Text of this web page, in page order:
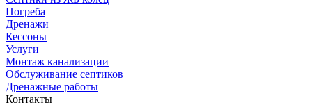
Погреба
Дренажи
Кессоны
Услуги
Монтаж канализации
Обслуживание септиков
Дренажные работы
Контакты